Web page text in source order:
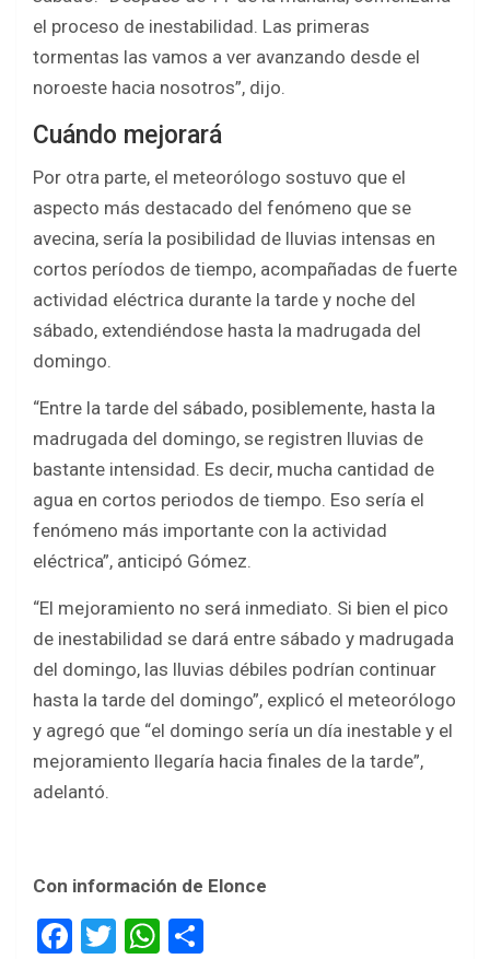
el proceso de inestabilidad. Las primeras
tormentas las vamos a ver avanzando desde el
noroeste hacia nosotros”, dijo.
Cuándo mejorará
Por otra parte, el meteorólogo sostuvo que el
aspecto más destacado del fenómeno que se
avecina, sería la posibilidad de lluvias intensas en
cortos períodos de tiempo, acompañadas de fuerte
actividad eléctrica durante la tarde y noche del
sábado, extendiéndose hasta la madrugada del
domingo.
“Entre la tarde del sábado, posiblemente, hasta la
madrugada del domingo, se registren lluvias de
bastante intensidad. Es decir, mucha cantidad de
agua en cortos periodos de tiempo. Eso sería el
fenómeno más importante con la actividad
eléctrica”, anticipó Gómez.
“El mejoramiento no será inmediato. Si bien el pico
de inestabilidad se dará entre sábado y madrugada
del domingo, las lluvias débiles podrían continuar
hasta la tarde del domingo”, explicó el meteorólogo
y agregó que “el domingo sería un día inestable y el
mejoramiento llegaría hacia finales de la tarde”,
adelantó.
Con información de Elonce
F
T
W